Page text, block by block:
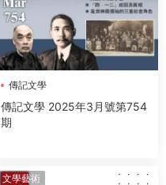
傳記文學
傳記文學 2025年3月號第754
期
文學藝術